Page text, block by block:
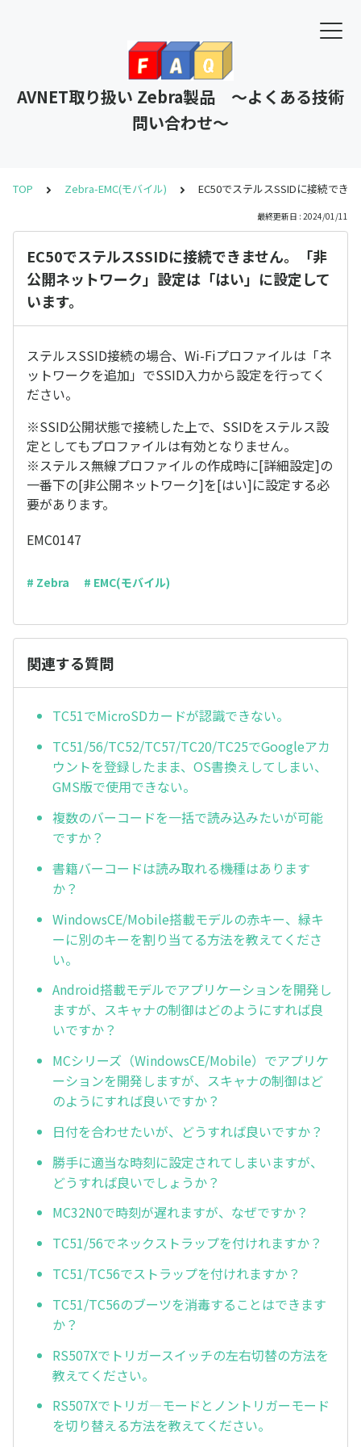
AVNET取り扱い Zebra製品 ～よくある技術
問い合わせ～
TOP Zebra-EMC(モバイル) EC50でステルスSSIDに接続でき
最終更新日 : 2024/01/11
EC50でステルスSSIDに接続できません。「非
公開ネットワーク」設定は「はい」に設定して
います。
ステルスSSID接続の場合、Wi-Fiプロファイルは「ネ
ットワークを追加」でSSID入力から設定を行ってく
ださい。
※SSID公開状態で接続した上で、SSIDをステルス設
定としてもプロファイルは有効となりません。
※ステルス無線プロファイルの作成時に[詳細設定]の
一番下の[非公開ネットワーク]を[はい]に設定する必
要があります。
EMC0147
# Zebra # EMC(モバイル)
関連する質問
TC51でMicroSDカードが認識できない。
TC51/56/TC52/TC57/TC20/TC25でGoogleアカ
ウントを登録したまま、OS書換えしてしまい、
GMS版で使用できない。
複数のバーコードを一括で読み込みたいが可能
ですか？
書籍バーコードは読み取れる機種はあります
か？
WindowsCE/Mobile搭載モデルの赤キー、緑キ
ーに別のキーを割り当てる方法を教えてくださ
い。
Android搭載モデルでアプリケーションを開発し
ますが、スキャナの制御はどのようにすれば良
いですか？
MCシリーズ（WindowsCE/Mobile）でアプリケ
ーションを開発しますが、スキャナの制御はど
のようにすれば良いですか？
日付を合わせたいが、どうすれば良いですか？
勝手に適当な時刻に設定されてしまいますが、
どうすれば良いでしょうか？
MC32N0で時刻が遅れますが、なぜですか？
TC51/56でネックストラップを付けれますか？
TC51/TC56でストラップを付けれますか？
TC51/TC56のブーツを消毒することはできます
か？
RS507Xでトリガースイッチの左右切替の方法を
教えてください。
RS507Xでトリガ—モードとノントリガーモード
を切り替える方法を教えてください。